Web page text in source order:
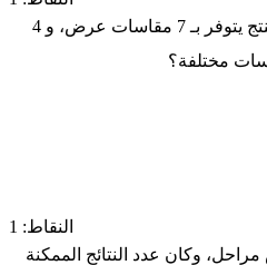
ما عدد النتائج الممكنة لاختيار منتج يتوفر بـ 7 مقاسات عرض، و 4
النقاط: 1
وكان عدد النتائج الممكنة